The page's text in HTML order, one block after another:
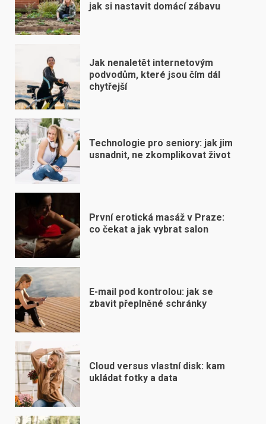
jak si nastavit domácí zábavu
Jak nenaletět internetovým
podvodům, které jsou čím dál
chytřejší
Technologie pro seniory: jak jim
usnadnit, ne zkomplikovat život
První erotická masáž v Praze:
co čekat a jak vybrat salon
E-mail pod kontrolou: jak se
zbavit přeplněné schránky
Cloud versus vlastní disk: kam
ukládat fotky a data